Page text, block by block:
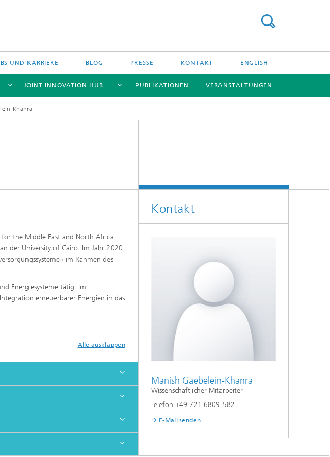
UND KARRIERE BLOG PRESSE KONTAKT ENGLISH
JOINT INNOVATION HUB PUBLIKATIONEN VERANSTALTUNGEN
Khanra
for the Middle East and North Africa
der University of Cairo. Im Jahr 2020
im Rahmen des
Energiesysteme tätig. Im
erneuerbarer Energien in das
Alle ausklappen
Kontakt
Manish Gaebelein-Khanra
Wissenschaftlicher Mitarbeiter
Telefon +49 721 6809-582
E-Mail senden